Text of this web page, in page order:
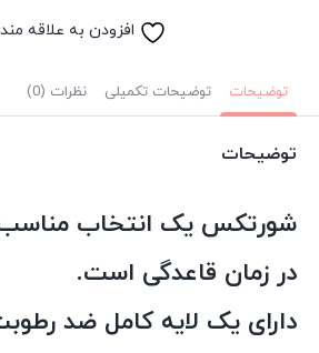
افزودن به علاقه
توضیحات توضیحات تکمیلی نظرات (0)
توضیحات
شورتکس یک انتخاب مناسب
در زمان قاعدگی است.
دارای یک لایه کامل ضد